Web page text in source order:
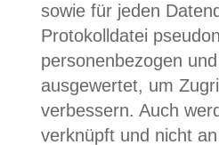
sowie für jeden
Protokolldatei
personenbezogen
ausgewertet, um
verbessern. Auch
verknüpft und nicht